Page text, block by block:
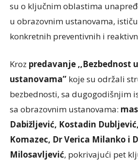
su o ključnim oblastima
u obrazovnim ustanovama,
konkretnih preventivnih i
Kroz predavanje ,,Bezbednost
ustanovama” koje su održali
bezbednosti, sa dugogodišnjim
sa obrazovnim ustanovama:
Dabižljević, Kostadin
Komazec, Dr Verica Milanko i
Milosavljević, pokrivajući pet